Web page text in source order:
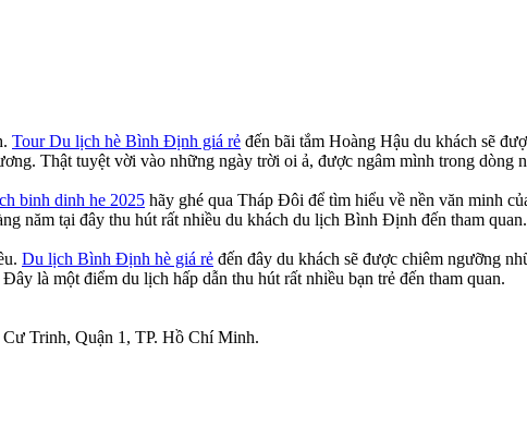
Tour Du lịch hè Bình Định giá rẻ đến bãi tắm Hoàng Hậu du khách sẽ
Thật tuyệt vời vào những ngày trời oi ả, được ngâm mình trong dòng
binh dinh he 2025 hãy ghé qua Tháp Đôi để tìm hiểu về nền văn minh
năm tại đây thu hút rất nhiều du khách du lịch Bình Định đến tham quan.
Du lịch Bình Định hè giá rẻ đến đây du khách sẽ được chiêm ngưỡng
là một điểm du lịch hấp dẫn thu hút rất nhiều bạn trẻ đến tham quan.
Trinh, Quận 1, TP. Hồ Chí Minh.